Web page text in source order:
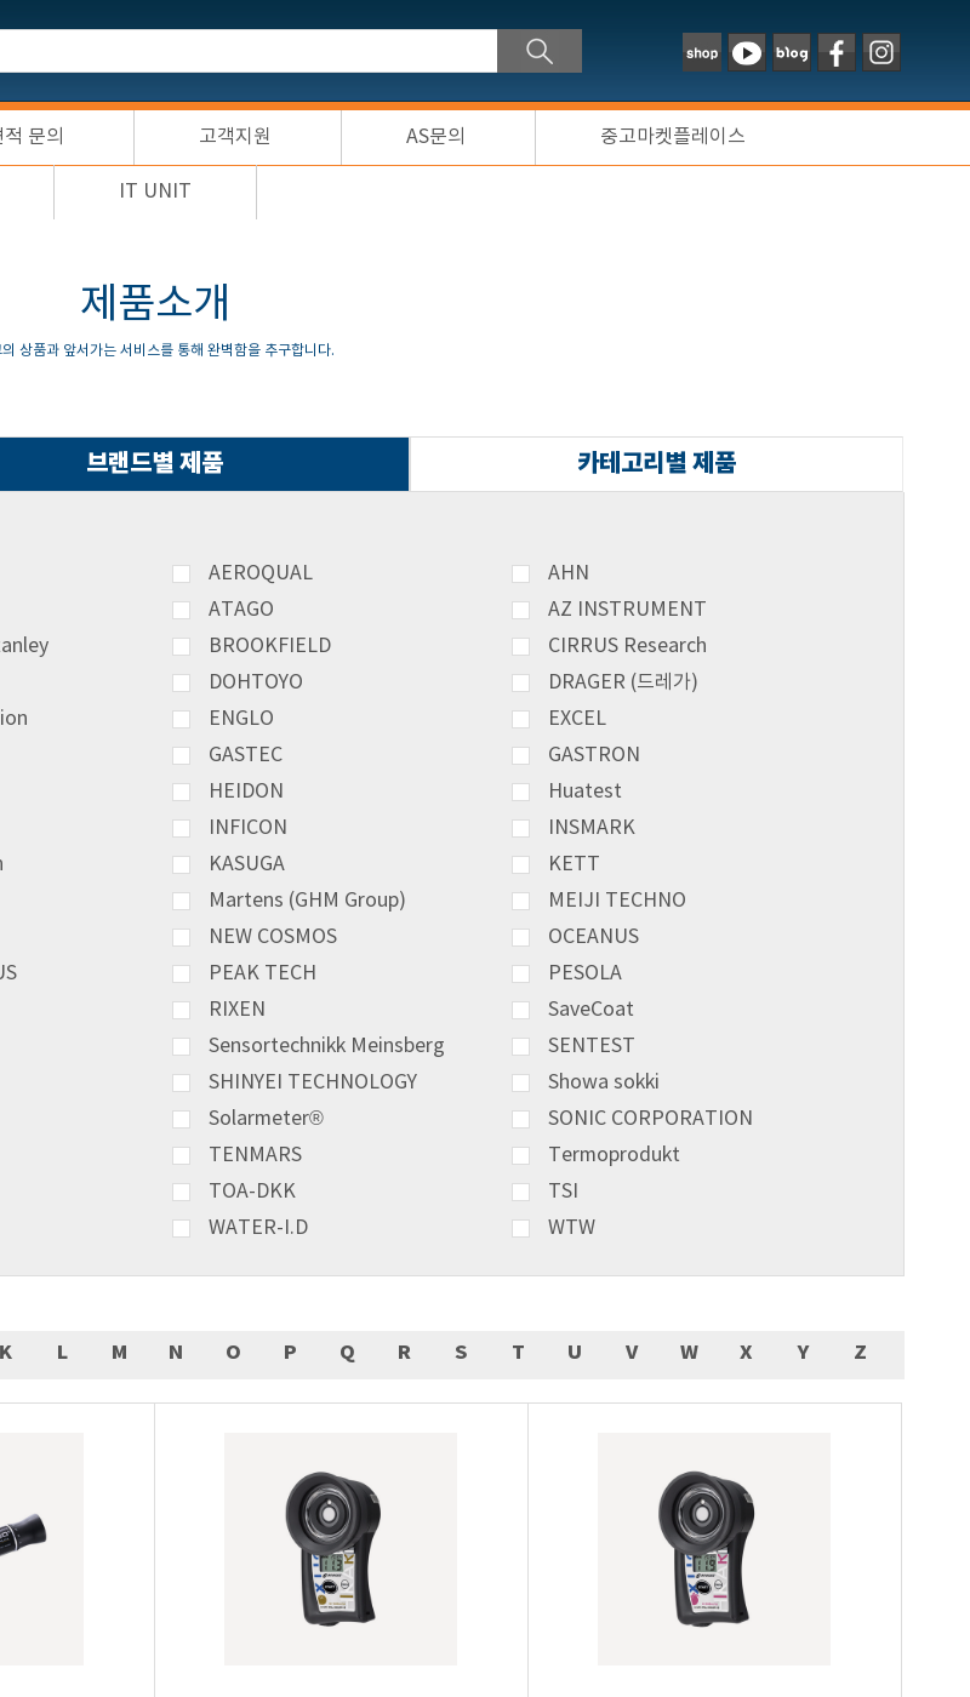
적 문의 고객지원 AS문의 중고마켓플레이스
IT UNIT
제품소개
상품과 앞서가는 서비스를 통해 완벽함을 추구합니다.
브랜드별 제품 카테고리별 제품
AEROQUAL
AHN
ATAGO
AZ INSTRUMENT
BROOKFIELD
CIRRUS Research
DOHTOYO
DRAGER (드레가)
ENGLO
EXCEL
GASTEC
GASTRON
HEIDON
Huatest
INFICON
INSMARK
KASUGA
KETT
Martens (GHM Group)
MEIJI TECHNO
NEW COSMOS
OCEANUS
PEAK TECH
PESOLA
RIXEN
SaveCoat
Sensortechnikk Meinsberg
SENTEST
SHINYEI TECHNOLOGY
Showa sokki
Solarmeter®
SONIC CORPORATION
TENMARS
Termoprodukt
TOA-DKK
TSI
WATER-I.D WTW
K L M N O P Q R S T U V W X Y Z